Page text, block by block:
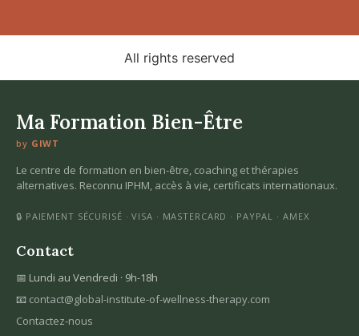
All rights reserved
Ma Formation Bien-Être
by GIWT
Le centre de formation en bien-être, coaching et thérapies
alternatives. Reconnu IPHM, accès à vie, certificats internationaux.
🔒 PAIEMENT SÉCURISÉ · VISA · MASTERCARD · PAYPAL · AMEX
Contact
📅 Lundi au Vendredi · 9h-18h
📧 contact@global-institute-of-wellness-therapy.com
Contactez-nous